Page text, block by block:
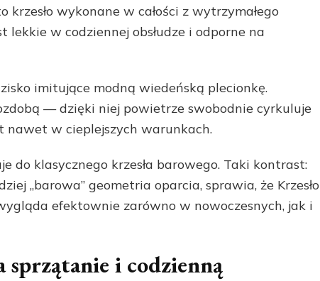
krzesło wykonane w całości z wytrzymałego
w codziennej obsłudze i odporne na
imitujące modną wiedeńską plecionkę.
— dzięki niej powietrze swobodnie cyrkuluje
nawet w cieplejszych warunkach.
do klasycznego krzesła barowego. Taki kontrast:
„barowa” geometria oparcia, sprawia, że Krzesło
efektownie zarówno w nowoczesnych, jak i
i codzienną